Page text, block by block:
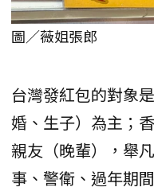
圖／薇姐張郎
台灣發紅包的對象
婚、生子）為主；
親友（晚輩），舉
事、警衛、過年期